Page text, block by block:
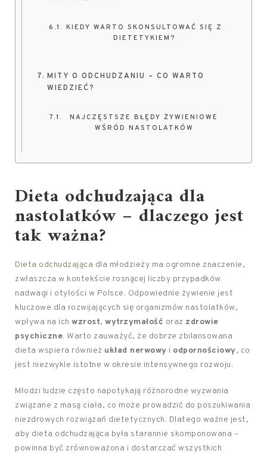
KIEDY WARTO SKONSULTOWAĆ SIĘ Z
DIETETYKIEM?
MITY O ODCHUDZANIU – CO WARTO
WIEDZIEĆ?
NAJCZĘSTSZE BŁĘDY ŻYWIENIOWE
WŚRÓD NASTOLATKÓW
Dieta odchudzająca dla
nastolatków – dlaczego jest
tak ważna?
Dieta odchudzająca dla młodzieży ma ogromne znaczenie,
zwłaszcza w kontekście rosnącej liczby przypadków
nadwagi i otyłości w Polsce. Odpowiednie żywienie jest
kluczowe dla rozwijających się organizmów nastolatków,
wpływa na ich wzrost, wytrzymałość oraz zdrowie
psychiczne. Warto zauważyć, że dobrze zbilansowana
dieta wspiera również układ nerwowy i odpornościowy, co
jest niezwykle istotne w okresie intensywnego rozwoju.
Młodzi ludzie często napotykają różnorodne wyzwania
związane z masą ciała, co może prowadzić do poszukiwania
niezdrowych rozwiązań dietetycznych. Dlatego ważne jest,
aby dieta odchudzająca była starannie skomponowana –
powinna być zrównoważona i dostarczać wszystkich